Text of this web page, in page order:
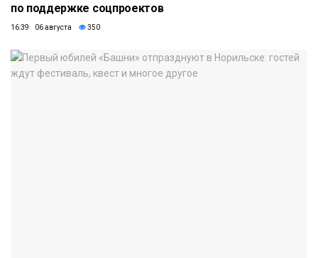
по поддержке соцпроектов
16:39 06 августа 350